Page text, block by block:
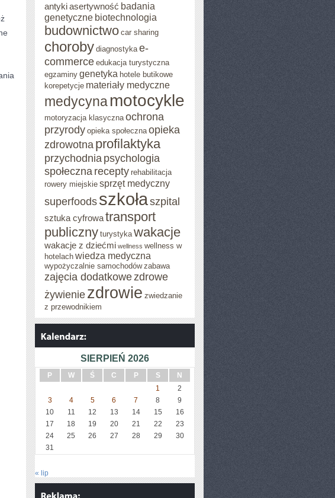
antykiasertywność badania
genetyczne biotechnologia
budownictwo car sharing
choroby diagnostyka e-
commerce edukacja turystyczna
egzaminy genetyka hotele butikowe
korepetycje materiały medyczne
medycynamotocykle
motoryzacja klasyczna ochrona
przyrody opieka społeczna opieka
zdrowotna profilaktyka
przychodnia psychologia
społeczna recepty rehabilitacja
rowery miejskie sprzęt medyczny
superfoodsszkołaszpital
sztuka cyfrowatransport
publiczny turystyka wakacje
wakacje z dziećmi wellness wellness w
hotelach wiedza medyczna
wypożyczalnie samochodów zabawa
zajęcia dodatkowezdrowe
żywieniezdrowie zwiedzanie
z przewodnikiem
SIERPIEŃ 2026
P W Ś C P S
N
1
2
3
4 5 6 7 8
9
10
11 12 13 14 15
16
17
18 19 20 21 22
23
24
25 26 27 28 29
30
31
« lip